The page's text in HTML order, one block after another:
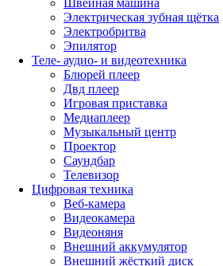
Электрическая зубная щётка
Электробритва
Эпилятор
Теле- аудио- и видеотехника
Блюрей плеер
Двд плеер
Игровая приставка
Медиаплеер
Музыкальный центр
Проектор
Саундбар
Телевизор
Цифровая техника
Веб-камера
Видеокамера
Видеоняня
Внешний аккумулятор
Внешний жёсткий диск